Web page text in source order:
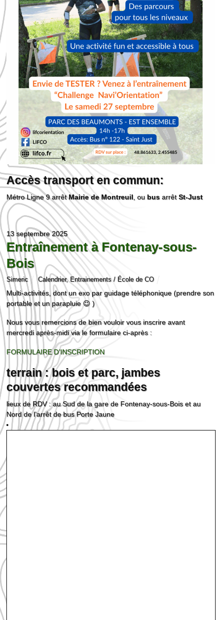
Accès transport en commun:
Métro Ligne 9 arrêtMairie de Montreuil , ou busarrêtSt-Just
13 septembre 2025
Entraînement à Fontenay-sous-
Bois
Simeric Calendrier,Entrainements / École de CO
Multi-activités, dont un exo par guidage téléphonique (prendre son
portable et un parapluie 😉 )
Nous vous remercions de bien vouloir vous inscrire avant
mercredi après-midi via le formulaire ci-après :
FORMULAIRE D’INSCRIPTION
terrain : bois et parc, jambes
couvertes recommandées
lieux de RDV : au Sud de la gare de Fontenay-sous-Bois et au
Nord de l’arrêt de bus Porte Jaune